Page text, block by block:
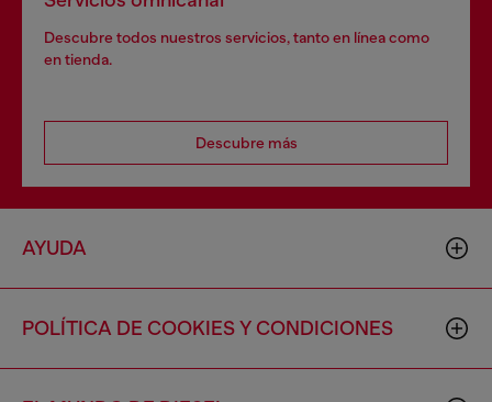
Descubre todos nuestros servicios, tanto en línea como
en tienda.
Descubre más
AYUDA
POLÍTICA DE COOKIES Y CONDICIONES